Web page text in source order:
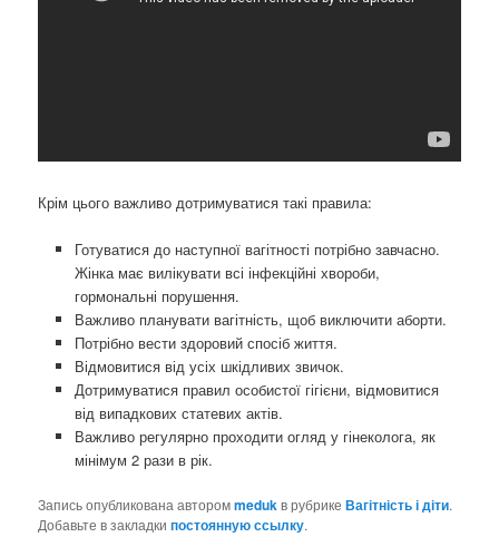
Крім цього важливо дотримуватися такі правила:
Готуватися до наступної вагітності потрібно завчасно.
Жінка має вилікувати всі інфекційні хвороби,
гормональні порушення.
Важливо планувати вагітність, щоб виключити аборти.
Потрібно вести здоровий спосіб життя.
Відмовитися від усіх шкідливих звичок.
Дотримуватися правил особистої гігієни, відмовитися
від випадкових статевих актів.
Важливо регулярно проходити огляд у гінеколога, як
мінімум 2 рази в рік.
Запись опубликована авторомmedukв рубрикеВагітність і діти.
Добавьте в закладкипостоянную ссылку.